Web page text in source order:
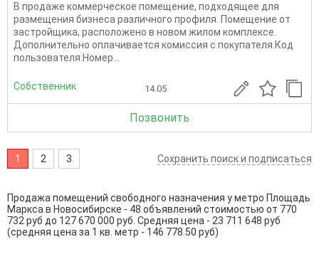
В продаже коммерческое помещение, подходящее для
размещения бизнеса различного профиля. Помещение от
застройщика, расположено в новом жилом комплексе.
Дополнительно оплачивается комиссия с покупателя.Код
пользователя:Номер...
Собственник 14.05
Позвонить
1 2 3 Сохранить поиск и подписаться
Продажа помещений свободного назначения у метро Площадь
Маркса в Новосибирске - 48 объявлений стоимостью от 770
732 руб до 127 670 000 руб. Средняя цена - 23 711 648 руб
(средняя цена за 1 кв. метр - 146 778.50 руб)